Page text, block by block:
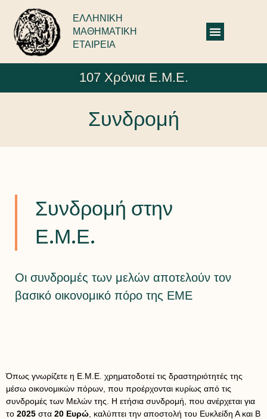
ΕΛΛΗΝΙΚΗ
ΜΑΘΗΜΑΤΙΚΗ
ΕΤΑΙΡΕΙΑ
107 Χρόνια Ε.Μ.Ε.
Συνδρομή
Συνδρομή στην
Ε.Μ.Ε.
Οι συνδρομές των μελών αποτελούν τον
βασικό οικονομικό πόρο της ΕΜΕ
Όπως γνωρίζετε η Ε.Μ.Ε. χρηματοδοτεί τις δραστηριότητές της
μέσω οικονομικών πόρων, που προέρχονται κυρίως από τις
συνδρομές των Μελών της. Η ετήσια συνδρομή, που ανέρχεται για
το 2025 στα 20 Ευρώ , καλύπτει την αποστολή του Ευκλείδη Α και Β